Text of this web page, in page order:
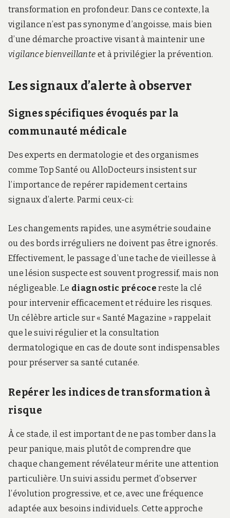
transformation en profondeur. Dans ce contexte, la
vigilance n’est pas synonyme d’angoisse, mais bien
d’une démarche proactive visant à maintenir une
vigilance bienveillante et à privilégier la prévention.
Les signaux d’alerte à observer
Signes spécifiques évoqués par la
communauté médicale
Des experts en dermatologie et des organismes
comme Top Santé ou AlloDocteurs insistent sur
l’importance de repérer rapidement certains
signaux d’alerte. Parmi ceux-ci:
Les changements rapides, une asymétrie soudaine
ou des bords irréguliers ne doivent pas être ignorés.
Effectivement, le passage d’une tache de vieillesse à
une lésion suspecte est souvent progressif, mais non
négligeable. Le diagnostic précoce reste la clé
pour intervenir efficacement et réduire les risques.
Un célèbre article sur « Santé Magazine » rappelait
quele suivi régulier et la consultation
dermatologique en cas de doute sont indispensables
pour préserver sa santé cutanée.
Repérer les indices de transformation à
risque
À ce stade, il est important de ne pas tomber dans la
peur panique, mais plutôt de comprendre que
chaque changement révélateur mérite une attention
particulière. Un suivi assidu permet d’observer
l’évolution progressive, et ce, avec une fréquence
adaptée aux besoins individuels. Cette approche